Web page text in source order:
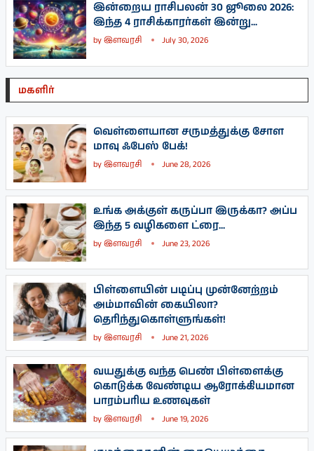
இன்றைய ராசிபலன் 30 ஜூலை 2026:
இந்த 4 ராசிக்காரர்கள் இன்று...
byஇளவரசி July 30, 2026
மகளிர்
வெள்ளையான சருமத்துக்கு சோள
மாவு ஃபேஸ் பேக்!
byஇளவரசி June 28, 2026
உங்க அக்குள் கருப்பா இருக்கா? அப்ப
இந்த 5 வழிகளை ட்ரை...
byஇளவரசி June 23, 2026
பிள்ளையின் படிப்பு முன்னேற்றம்
அம்மாவின் கையிலா?
தெரிந்துகொள்ளுங்கள்!
byஇளவரசி June 21, 2026
வயதுக்கு வந்த பெண் பிள்ளைக்கு
கொடுக்க வேண்டிய ஆரோக்கியமான
பாரம்பரிய உணவுகள்
byஇளவரசி June 19, 2026